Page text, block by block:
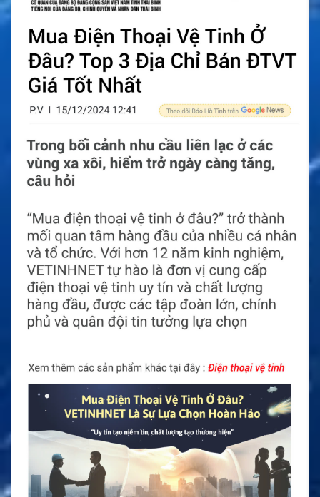
Khả năng vận hành của Pin
Ni-MH Bộ Đàm Model
NTN7144
Pin Ni-MH Bộ Đàm Model NTN7144 được thiết kế cho nhu
PC ABS, hỗ trợ bảo vệ pin trong quá trình cầm nắm và sử
dụng hằng ngày. Đây là chi tiết hữu ích với môi trường làm
việc thường xuyên di chuyển như bảo vệ, công trình, kho
Sản phẩm có tính năng bảo vệ quá nhiệt và bảo vệ dòng
điện bên trong. Các tính năng này hỗ trợ quá trình sử dụng
an toàn hơn khi pin được dùng đúng thiết bị và đúng bộ sạc
phù hợp. Ngoài ra, sản phẩm có kiểm tra chất lượng và
kiểm tra rơi, giúp tăng độ tin cậy khi dùng trong công việc
thực tế.
Bộ Đàm Model NTN7144?
Pin Ni-MH Bộ Đàm Model NTN7144 là lựa chọn phù hợp
cho người dùng đang sử dụng Motorola MTX838,
MTX2000, MTX8000, MTX9000, GP900, GP1200, HT1000,
JT1000 hoặc MTS2000. Sản phẩm có đúng nhóm thiết bị
tương thích, công nghệ pin Ni-MH, điện áp 7.5V và dung